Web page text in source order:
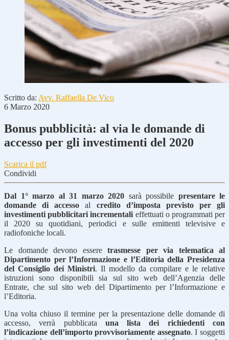
Scritto da: Avv. Raffaella De Vico
6 Marzo 2020
Bonus pubblicità: al via le domande di
accesso per gli investimenti del 2020
Scarica il pdf
Condividi
Dal 1° marzo al 31 marzo 2020 sarà possibile presentare le
domande di accesso al credito d’imposta previsto per gli
investimenti pubblicitari incrementali effettuati o programmati per
il 2020 su quotidiani, periodici e sulle emittenti televisive e
radiofoniche locali.
Le domande devono essere trasmesse per via telematica al
Dipartimento per l’Informazione e l’Editoria della Presidenza
del Consiglio dei Ministri. Il modello da compilare e le relative
istruzioni sono disponibili sia sul sito web dell’Agenzia delle
Entrate, che sul sito web del Dipartimento per l’Informazione e
l’Editoria.
Una volta chiuso il termine per la presentazione delle domande di
accesso, verrà pubblicata una lista dei richiedenti con
l’indicazione dell’importo provvisoriamente assegnato. I soggetti